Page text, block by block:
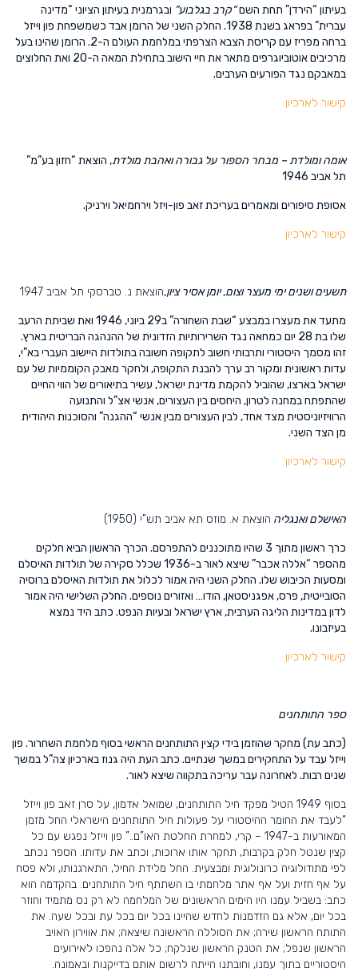
בעיתון “הירדן” תחת השם“קרב בגלבוע” ובגרמנית בעיתון הציוני “מדינה
עברית” בפראג בשנת 1938. החלק השני של הרומן אבד כשמשפחת פון וייזל
ברחה מפריז עם קריסת הצבא הצרפתי במלחמת העולם ה-2. הרומן שהינו בעל
מרכיבים אוטוביוגרפים מתאר את חיי הישוב בתחילת המאה ה-20 ואת החלוצים
במאבקם נגד הפורעים הערבים.
קישור לארכיון
אומה ומולדת – מבחר הספור על גבורה ואהבת מולדת, הוצאת “חזון בע”מ”
תל אביב 1946
אסופת סיפורים ומאמרים בעריכת זאב פון-ויזל וירחמיאל וירניק.
קישור לארכיון
תשעים ושנים ימי מעצר וצום, יומן אסיר ציון,הוצאת נ. טברסקי תל אביב 1947
מתעד את מעצרו במבצע “שבת השחורה” ב29 ביוני, 1946 ואת שביתת הרעב
שלו בת 28 יום כמחאה נגד השרירותיות הזדונית של ההנהגה הבריטית בארץ.
זהו מסמך היסטורי ותרבותי חשוב לתקופה חשובה בתולדות היישוב העברי בא”י,
עדות ראשונית ומקור רב ערך להבנת התקופה, ולחקר מאבק הקוממיות של עם
ישראל בארצו, שהוביל להקמת מדינת ישראל, עשיר בתיאורים של הווי החיים
שהתפתח במחנה לטרון, היחסים בין העצורים, אנשי אצ”ל והתנועה
הרוויזיוניסטית מצד אחד, לבין העצורים מבין אנשי “ההגנה” והסוכנות היהודית
מן הצד השני.
קישור לארכיון
האישלם ואנגליה הוצאת א. מוזס תא אביב תש”י (1950)
כרך ראשון מתוך 3 שהיו מתוכננים להתפרסם. הכרך הראשון הביא חלקים
מהספר “אללה אכבר” שיצא לאור ב-1936 שכלל סקירה של תולדות האיסלם
ומסעות הכיבוש שלו. החלק השני היה אמור לכלול את תולדות האיסלם ברוסיה
הסובייטית, פרס, אפגניסטאן, הודו… ואזורים נוספים. החלק השלישי היה אמור
לדון במדינות הליגה הערבית, ארץ ישראל ובעיות הנפט. כתב היד נמצא
בעיזבונו.
קישור לארכיון
ספר התותחנים
(כתב עת) מחקר שהוזמן בידי קצין התותחנים הראשי בסוף מלחמת השחרור. פון
וייזל עבד על התחקירים במשך שנתיים. כתב העת היה גנוז בארכיון צה”ל במשך
שנים רבות. לאחרונה עבר עריכה בתקווה שיצא לאור.
בסוף 1949 הטיל מפקד חיל התותחנים, שמואל אדמון, על סרן זאב פון וייזל
“לעבד את החומר ההיסטורי על פעולות חיל התותחנים הישראלי החל מזמן
המאורעות ב-1947 – קרי, למחרת החלטת האו”ם..”
פון וייזל נפגש עם כל
קצין שנטל חלק בקרבות, תחקר אותו ארוכות, וכתב את עדותו. הספר נכתב
לפי מתודולוגיה כרונולוגית ומבצעית. החל מלידת החיל, התארגנותו, ולא פסח
על אף חזית ועל אף אתר מלחמתי בו השתתף חיל התותחנים. בהקדמה הוא
כתב: בשביל עמנו היו הימים הראשונים של המלחמה לא רק נס מתמיד וחוזר
בכל יום, אלא גם הזדמנות לחדש שהיינו בכל יום בכל עת ובכל שעה. את
התותח הראשון שירה; את הסוללה הראשונה שיצאה; את אווירון האויב
הראשון שנפל; את הטנק הראשון שנלקח; כל אלה נהפכו לאירועים
היסטוריים בתוך עמנו, וחובתנו הייתה לרשום אותם בדייקנות ובאמונה.